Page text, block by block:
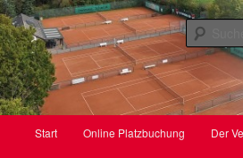
Zum
primären
Inhalt
springen
Zum
sekundären
Inhalt
springenTC Hennen e. V.
Start Online Platzbuchung Der